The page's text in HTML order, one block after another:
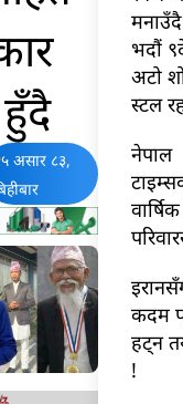
असार ८३,
मनाउँदै
भदौं
अटो
स्टल
नेपाल
कदम
हट्न
!